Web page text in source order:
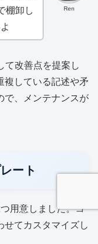
Ren
棚卸し
て改善点を提案し
複している記述や矛
で、メンテナンスが
ート
用意しました。コ
せてカスタマイズし